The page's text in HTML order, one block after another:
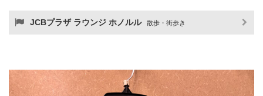
JCBプラザ ラウンジ ホノルル 散歩・街歩き